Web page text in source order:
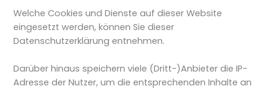
Welche Cookies und Dienste auf dieser Website
eingesetzt werden, können Sie dieser
Datenschutzerklärung entnehmen.
Darüber hinaus speichern viele (Dritt-)Anbieter die IP-
Adresse der Nutzer, um die entsprechenden Inhalte an